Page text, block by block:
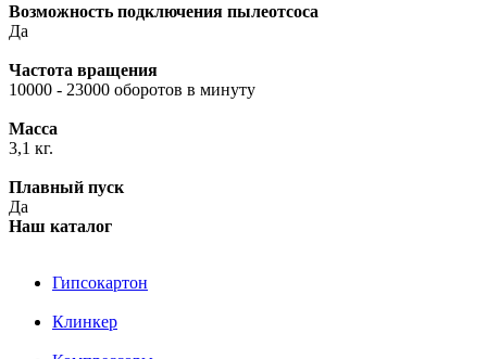
Возможность подключения пылеотсоса
Да
Частота вращения
10000 - 23000 оборотов в минуту
Масса
3,1 кг.
Плавный пуск
Да
Наш каталог
Гипсокартон
Клинкер